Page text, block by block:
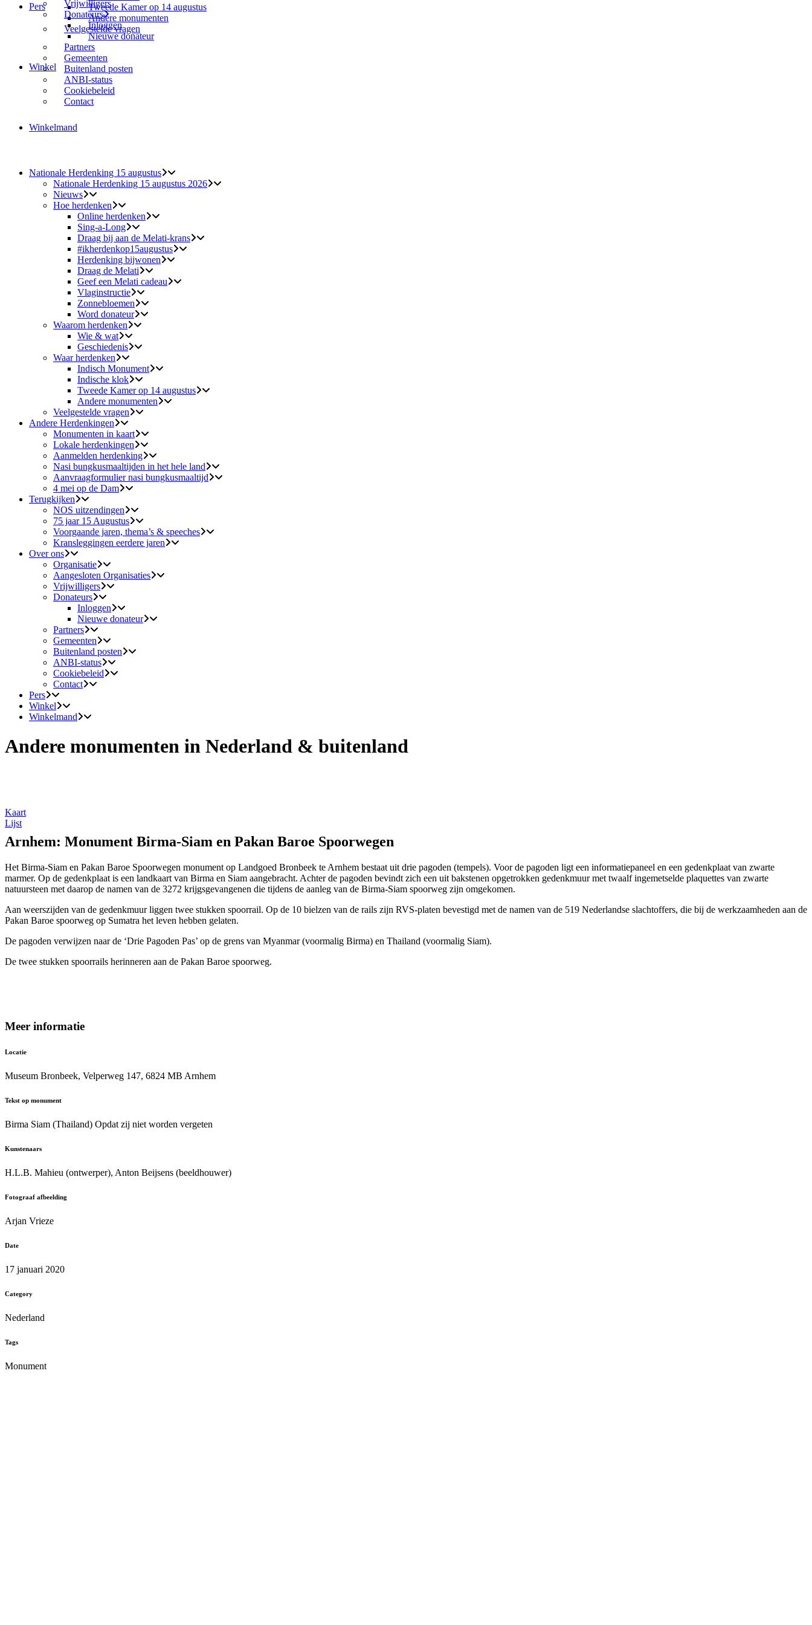
Tweede Kamer op 14 augustus
Andere monumenten
Veelgestelde vragen
Vrijwilligers
Donateurs
Inloggen
Nieuwe donateur
Partners
Gemeenten
Buitenland posten
ANBI-status
Cookiebeleid
Contact
Pers
Winkel
Winkelmand
Nationale Herdenking 15 augustus
Nationale Herdenking 15 augustus 2026
Nieuws
Hoe herdenken
Online herdenken
Sing-a-Long
Draag bij aan de Melati-krans
#ikherdenkop15augustus
Herdenking bijwonen
Draag de Melati
Geef een Melati cadeau
Vlaginstructie
Zonnebloemen
Word donateur
Waarom herdenken
Wie & wat
Geschiedenis
Waar herdenken
Indisch Monument
Indische klok
Tweede Kamer op 14 augustus
Andere monumenten
Veelgestelde vragen
Andere Herdenkingen
Monumenten in kaart
Lokale herdenkingen
Aanmelden herdenking
Nasi bungkusmaaltijden in het hele land
Aanvraagformulier nasi bungkusmaaltijd
4 mei op de Dam
Terugkijken
NOS uitzendingen
75 jaar 15 Augustus
Voorgaande jaren, thema’s & speeches
Kransleggingen eerdere jaren
Over ons
Organisatie
Aangesloten Organisaties
Vrijwilligers
Donateurs
Inloggen
Nieuwe donateur
Partners
Gemeenten
Buitenland posten
ANBI-status
Cookiebeleid
Contact
Pers
Winkel
Winkelmand
Andere monumenten in Nederland & buitenland
Kaart
Lijst
Arnhem: Monument Birma-Siam en Pakan Baroe Spoorwegen
Het Birma-Siam en Pakan Baroe Spoorwegen monument op Landgoed Bronbeek te Arnhem bestaat uit drie pagoden (tempels). Voor de pagoden ligt een informatiepaneel en een gedenkplaat van zwarte
marmer. Op de gedenkplaat is een landkaart van Birma en Siam aangebracht. Achter de pagoden bevindt zich een uit bakstenen opgetrokken gedenkmuur met twaalf ingemetselde plaquettes van zwarte
natuursteen met daarop de namen van de 3272 krijgsgevangenen die tijdens de aanleg van de Birma-Siam spoorweg zijn omgekomen.
Aan weerszijden van de gedenkmuur liggen twee stukken spoorrail. Op de 10 bielzen van de rails zijn RVS-platen bevestigd met de namen van de 519 Nederlandse slachtoffers, die bij de werkzaamheden aan de
Pakan Baroe spoorweg op Sumatra het leven hebben gelaten.
De pagoden verwijzen naar de ‘Drie Pagoden Pas’ op de grens van Myanmar (voormalig Birma) en Thailand (voormalig Siam).
De twee stukken spoorrails herinneren aan de Pakan Baroe spoorweg.
Meer informatie
Locatie
Museum Bronbeek, Velperweg 147, 6824 MB Arnhem
Tekst op monument
Birma Siam (Thailand) Opdat zij niet worden vergeten
Kunstenaars
H.L.B. Mahieu (ontwerper), Anton Beijsens (beeldhouwer)
Fotograaf afbeelding
Arjan Vrieze
Date
17 januari 2020
Category
Nederland
Tags
Monument